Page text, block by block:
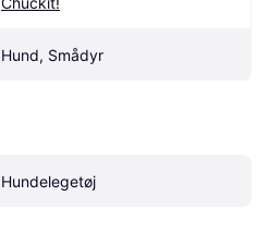
Hund, Smådyr
Hundelegetøj